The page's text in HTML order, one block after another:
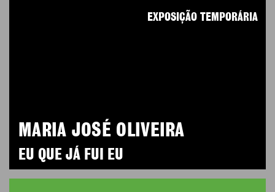
MARIA JOSÉ OLIVEIRA
EU QUE JÁ FUI EU
EXPOSIÇÃO TEMPORÁRIA